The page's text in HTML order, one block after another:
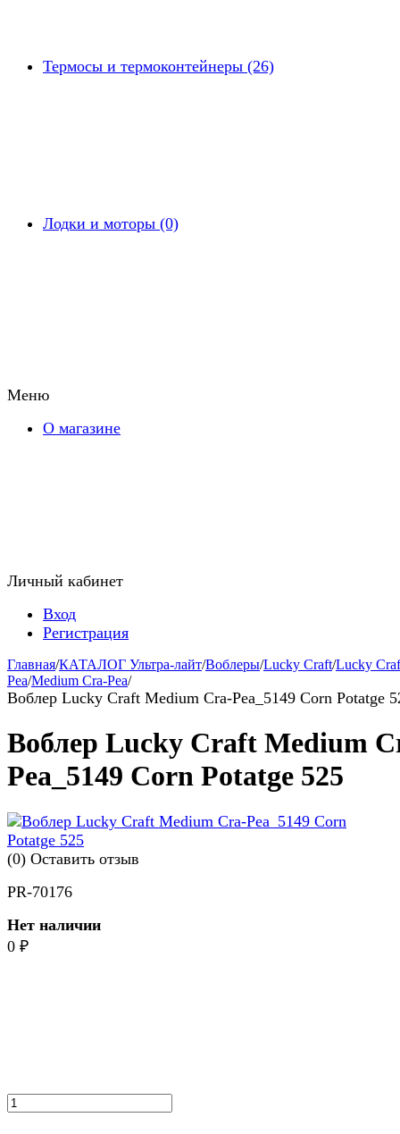
Термосы и термоконтейнеры (26)
Лодки и моторы (0)
Меню
О магазине
Личный кабинет
Вход
Регистрация
Главная/КАТАЛОГ Ультра-лайт/Воблеры/Lucky Craft/Lucky
Pea/Medium Cra-Pea/
Воблер Lucky Craft Medium Cra-Pea_5149 Corn Potatge
Воблер Lucky Craft Medium
Pea_5149 Corn Potatge 525
(0) Оставить отзыв
PR-70176
Нет наличии
0 ₽